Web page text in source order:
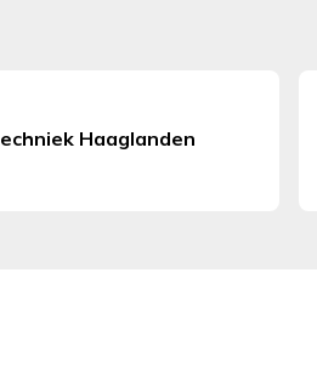
Haaglanden